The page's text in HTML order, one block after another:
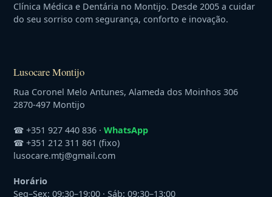
Clínica Médica e Dentária no Montijo. Desde 2005 a cuidar
do seu sorriso com segurança, conforto e inovação.
Lusocare Montijo
Rua Coronel Melo Antunes, Alameda dos Moinhos 306
2870-497 Montijo
☎ +351 927 440 836 · WhatsApp
☎ +351 212 311 861 (fixo)
lusocare.mtj@gmail.com
Horário
Seg–Sex: 09:30–19:00 · Sáb: 09:30–13:00